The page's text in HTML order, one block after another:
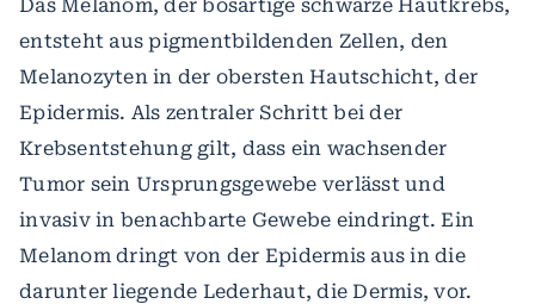
Das Melanom, der bösartige schwarze Hautkrebs,
entsteht aus pigmentbildenden Zellen, den
Melanozyten in der obersten Hautschicht, der
Epidermis. Als zentraler Schritt bei der
Krebsentstehung gilt, dass ein wachsender
Tumor sein Ursprungsgewebe verlässt und
invasiv in benachbarte Gewebe eindringt. Ein
Melanom dringt von der Epidermis aus in die
darunter liegende Lederhaut, die Dermis, vor.